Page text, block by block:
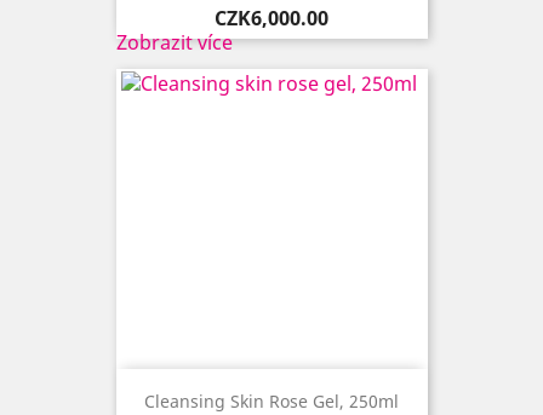
Price
CZK6,000.00
Zobrazit více
Cleansing Skin Rose Gel, 250ml